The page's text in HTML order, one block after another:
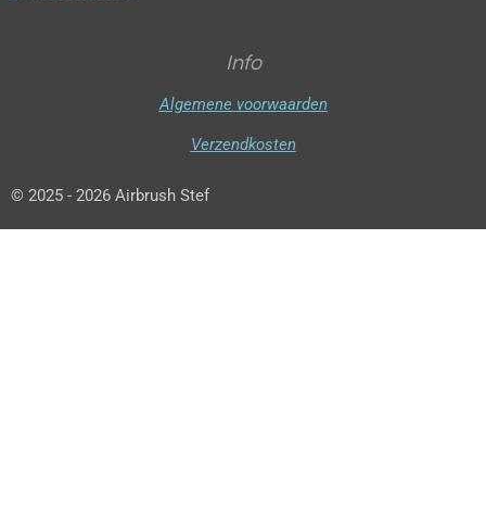
Info
Algemene voorwaarden
Verzendkosten
© 2025 - 2026 Airbrush Stef